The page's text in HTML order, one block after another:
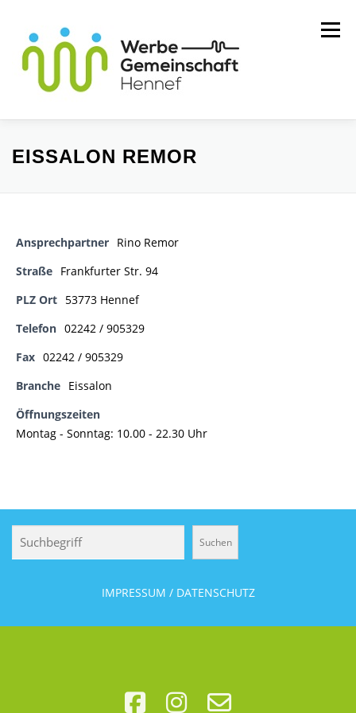
Inhalt
springen
Menü
MITGLIEDER WIR ÜBER UNS
EISSALON REMOR
Ansprechpartner Rino Remor
Straße Frankfurter Str. 94
PLZ Ort 53773 Hennef
Telefon 02242 / 905329
Fax 02242 / 905329
Branche Eissalon
Öffnungszeiten
Montag - Sonntag: 10.00 - 22.30 Uhr
Suchen
Suchen
IMPRESSUM / DATENSCHUTZ